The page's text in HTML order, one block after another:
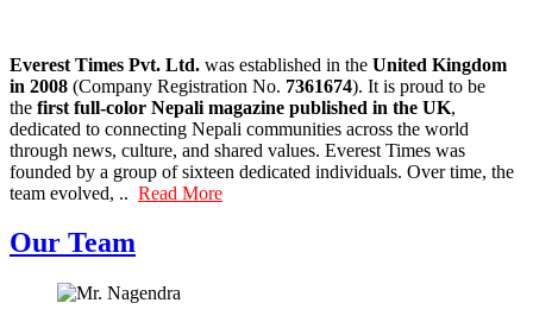
Everest Times Pvt. Ltd. was established in the United Kingdom
in 2008 (Company Registration No. 7361674). It is proud to be
the first full-color Nepali magazine published in the UK,
dedicated to connecting Nepali communities across the world
through news, culture, and shared values. Everest Times was
founded by a group of sixteen dedicated individuals. Over time, the
team evolved, .. Read More
Our Team